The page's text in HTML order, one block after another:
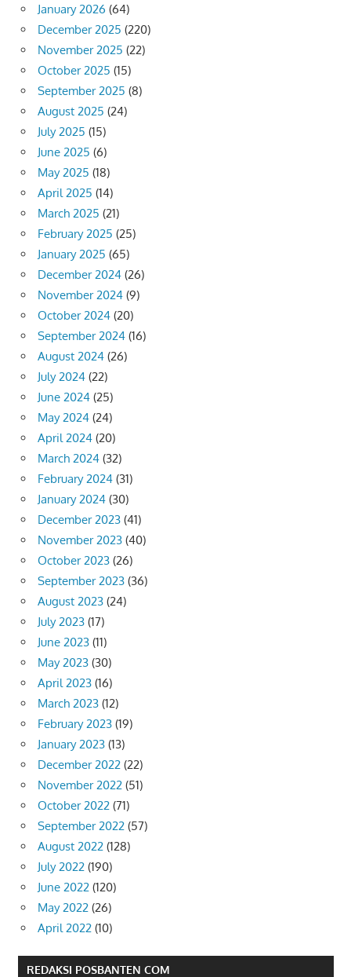
January 2026 (64)
December 2025 (220)
November 2025 (22)
October 2025 (15)
September 2025 (8)
August 2025 (24)
July 2025 (15)
June 2025 (6)
May 2025 (18)
April 2025 (14)
March 2025 (21)
February 2025 (25)
January 2025 (65)
December 2024 (26)
November 2024 (9)
October 2024 (20)
September 2024 (16)
August 2024 (26)
July 2024 (22)
June 2024 (25)
May 2024 (24)
April 2024 (20)
March 2024 (32)
February 2024 (31)
January 2024 (30)
December 2023 (41)
November 2023 (40)
October 2023 (26)
September 2023 (36)
August 2023 (24)
July 2023 (17)
June 2023 (11)
May 2023 (30)
April 2023 (16)
March 2023 (12)
February 2023 (19)
January 2023 (13)
December 2022 (22)
November 2022 (51)
October 2022 (71)
September 2022 (57)
August 2022 (128)
July 2022 (190)
June 2022 (120)
May 2022 (26)
April 2022 (10)
REDAKSI POSBANTEN COM